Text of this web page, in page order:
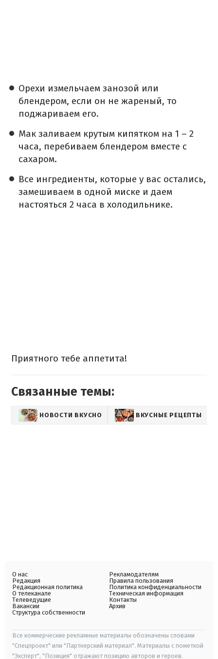
Орехи измельчаем занозой или
блендером, если он не жареный, то
поджариваем его.
Мак заливаем крутым кипятком на 1 – 2
часа, перебиваем блендером вместе с
сахаром.
Все ингредиенты, которые у вас остались,
замешиваем в одной миске и даем
настояться 2 часа в холодильнике.
Приятного тебе аппетита!
Связанные темы:
НОВОСТИ ВКУСНО ВКУСНЫЕ РЕЦЕПТЫ
О нас
Редакция
Редакционная политика
О телеканале
Телеведущие
Вакансии
Структура собственности
Рекламодателям
Правила пользования
Политика конфиденциальности
Техническая информация
Контакты
Архив
Все коммерческие рекламные материалы обозначены словами
"Спецпроект" или "Партнерский материал". Материалы с пометкой
"Эксперт", "Позиция" отражают позицию авторов и героев.